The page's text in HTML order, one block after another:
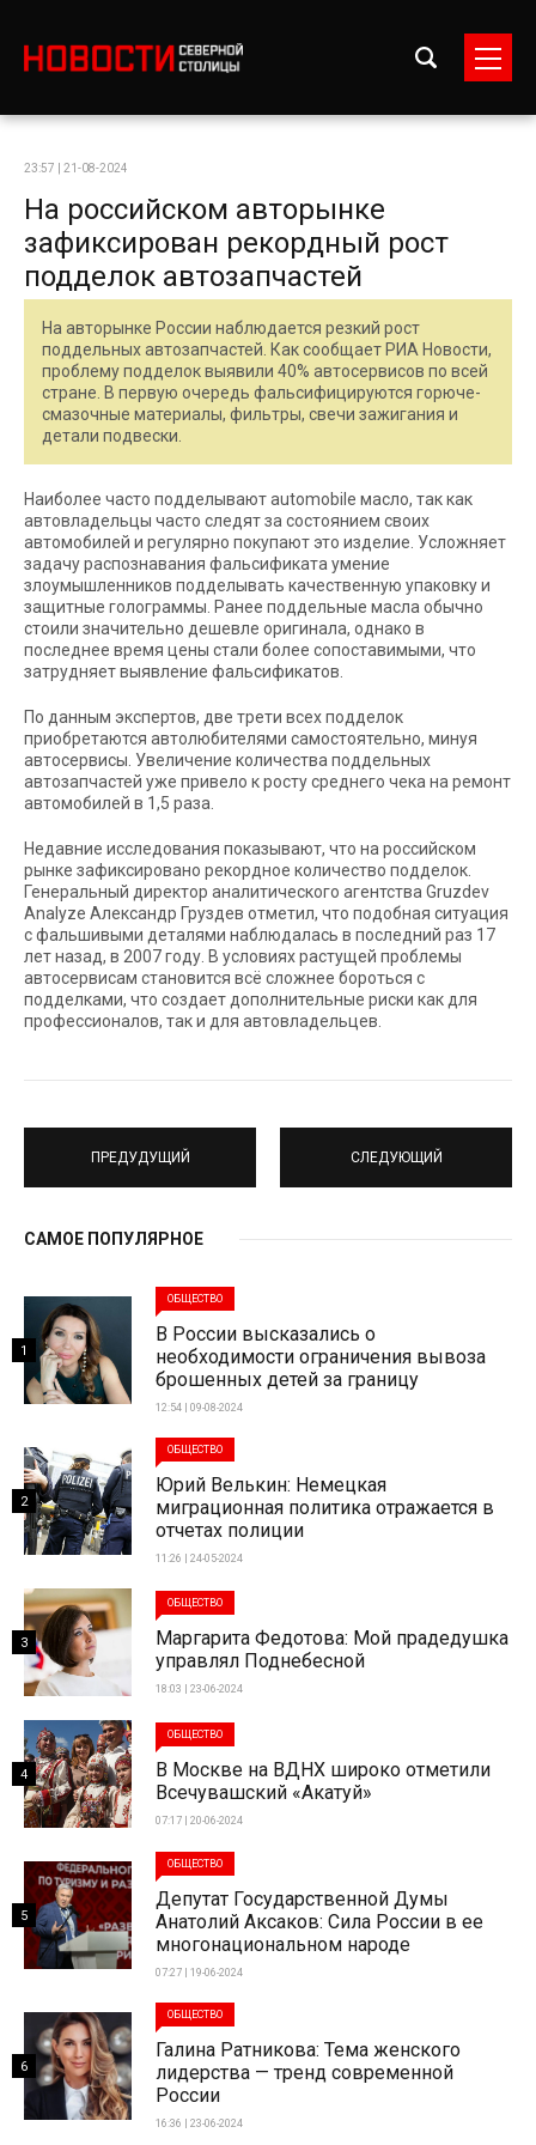
23:57 | 21-08-2024
На российском авторынке
зафиксирован рекордный рост
подделок автозапчастей
На авторынке России наблюдается резкий рост
поддельных автозапчастей. Как сообщает РИА Новости,
проблему подделок выявили 40% автосервисов по всей
стране. В первую очередь фальсифицируются горюче-
смазочные материалы, фильтры, свечи зажигания и
детали подвески.
Наиболее часто подделывают automobile масло, так как
автовладельцы часто следят за состоянием своих
автомобилей и регулярно покупают это изделие. Усложняет
задачу распознавания фальсификата умение
злоумышленников подделывать качественную упаковку и
защитные голограммы. Ранее поддельные масла обычно
стоили значительно дешевле оригинала, однако в
последнее время цены стали более сопоставимыми, что
затрудняет выявление фальсификатов.
По данным экспертов, две трети всех подделок
приобретаются автолюбителями самостоятельно, минуя
автосервисы. Увеличение количества поддельных
автозапчастей уже привело к росту среднего чека на ремонт
автомобилей в 1,5 раза.
Недавние исследования показывают, что на российском
рынке зафиксировано рекордное количество подделок.
Генеральный директор аналитического агентства Gruzdev
Analyze Александр Груздев отметил, что подобная ситуация
с фальшивыми деталями наблюдалась в последний раз 17
лет назад, в 2007 году. В условиях растущей проблемы
автосервисам становится всё сложнее бороться с
подделками, что создает дополнительные риски как для
профессионалов, так и для автовладельцев.
ПРЕДУДУЩИЙ СЛЕДУЮЩИЙ
САМОЕ ПОПУЛЯРНОЕ
ОБЩЕСТВО
В России высказались о
необходимости ограничения вывоза
брошенных детей за границу
12:54 | 09-08-2024
1
ОБЩЕСТВО
Юрий Велькин: Немецкая
миграционная политика отражается в
отчетах полиции
11:26 | 24-05-2024
2
ОБЩЕСТВО
Маргарита Федотова: Мой прадедушка
управлял Поднебесной
18:03 | 23-06-2024
3
ОБЩЕСТВО
В Москве на ВДНХ широко отметили
Всечувашский «Акатуй»
07:17 | 20-06-2024
4
ОБЩЕСТВО
Депутат Государственной Думы
Анатолий Аксаков: Сила России в ее
многонациональном народе
07:27 | 19-06-2024
5
ОБЩЕСТВО
Галина Ратникова: Тема женского
лидерства — тренд современной
России
16:36 | 23-06-2024
6